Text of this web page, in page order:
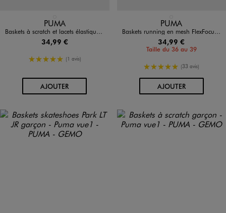
Disponible en 1 coloris
PUMA
Baskets à scratch et lacets élastiqués garçon - Puma
34,99 €
5/5 de moyenne
(1 avis)
AJOUTERAU PANIER
Disponible en 1 coloris
PUMA
Baskets running en mesh FlexFocus Lite Modern garçon - Puma
34,99 €
Taille du 36 au 39
5/5 de moyenne
(33 avis)
AJOUTERAU PANIER